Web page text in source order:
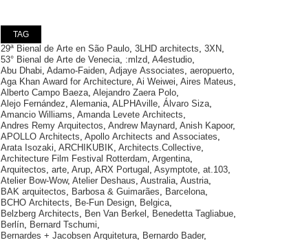
TAG
29ª Bienal de Arte en São Paulo, 3LHD architects, 3XN,
53° Bienal de Arte de Venecia, :mlzd, A4estudio,
Abu Dhabi, Adamo-Faiden, Adjaye Associates, aeropuerto,
Aga Khan Award for Architecture, Ai Weiwei, Aires Mateus,
Alberto Campo Baeza, Alejandro Zaera Polo,
Alejo Fernández, Alemania, ALPHAville, Álvaro Siza,
Amancio Williams, Amanda Levete Architects,
Andres Remy Arquitectos, Andrew Maynard, Anish Kapoor,
APOLLO Architects, Apollo Architects and Associates,
Arata Isozaki, ARCHIKUBIK, Architects.Collective,
Architecture Film Festival Rotterdam, Argentina,
Arquitectos, arte, Arup, ARX Portugal , Asymptote, at.103,
Atelier Bow-Wow, Atelier Deshaus, Australia, Austria,
BAK arquitectos, Barbosa & Guimarães, Barcelona,
BCHO Architects, Be-Fun Design, Belgica,
Belzberg Architects, Ben Van Berkel , Benedetta Tagliabue,
Berlín, Bernard Tschumi,
Bernardes + Jacobsen Arquitetura, Bernardo Bader,